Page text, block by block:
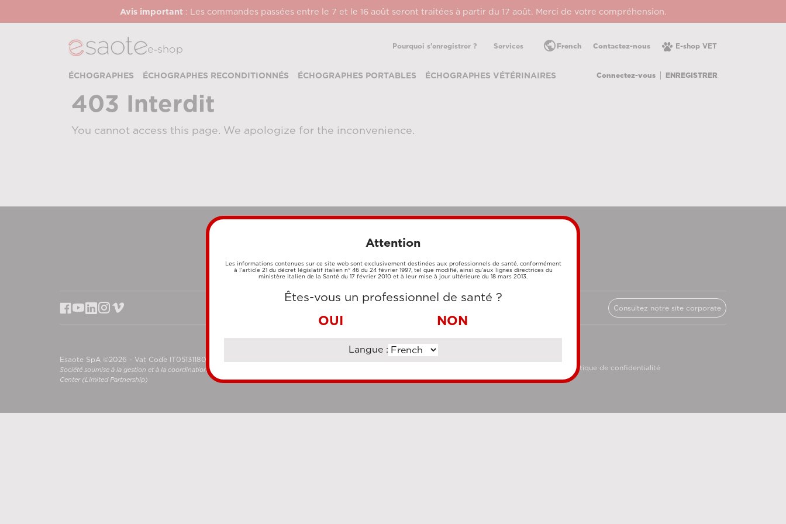
Avis important: Les commandes passées entre le 7 et le 16 août seront traitées à partir du 17 août. Merci de votre compréhension.
e‑shop Pourquoi s'enregistrer ? Services E-shop VET
Contactez-nous
public French
ÉCHOGRAPHES ÉCHOGRAPHES RECONDITIONNÉS ÉCHOGRAPHES PORTABLES ÉCHOGRAPHES VÉTÉRINAIRES Connectez-vous ENREGISTRER
403 Interdit
You cannot access this page. We apologize for the inconvenience.
CARTE DE
CRÉDIT
VIREMENT
BANCAIRE
Consultez notre site corporate
Esaote SpA ©2026 - Vat Code IT05131180969
Société soumise à la gestion et à la coordination de Shanghai Luzi Enterprise Management Consultancy
Center (Limited Partnership)
Politique de confidentialité
Attention
Les informations contenues sur ce site web sont exclusivement destinées aux professionnels de santé, conformément
à l’article 21 du décret législatif italien n° 46 du 24 février 1997, tel que modifié, ainsi qu’aux lignes directrices du
ministère italien de la Santé du 17 février 2010 et à leur mise à jour ultérieure du 18 mars 2013.
Êtes-vous un professionnel de santé ?
OUI NON
Langue :